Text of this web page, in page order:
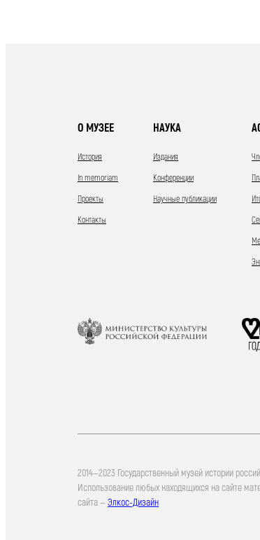
О МУЗЕЕ
История
In memoriam
Проекты
Контакты
НАУКА
Издания
Конференции
Научные публикации
2014—2023 Государственный музей истории
Использование любых находящихся на сайте
сайта — Элкос-Дизайн